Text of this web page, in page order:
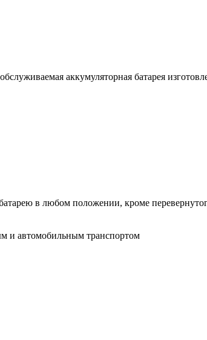
аккумуляторная батарея
в любом положении, кроме
и автомобильным транспортом